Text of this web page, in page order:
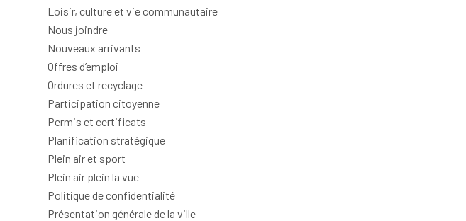
Loisir, culture et vie communautaire
Nous joindre
Nouveaux arrivants
Offres d’emploi
Ordures et recyclage
Participation citoyenne
Permis et certificats
Planification stratégique
Plein air et sport
Plein air plein la vue
Politique de confidentialité
Présentation générale de la ville